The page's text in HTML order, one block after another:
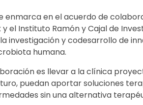
enmarca en el acuerdo de
el Instituto Ramón y Cajal de
investigación y codesarrollo de
humana.
es llevar a la clínica
puedan aportar soluciones
sin una alternativa